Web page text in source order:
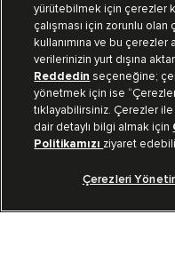
Müşteri İlişkileri
Koleksiyon
Kurumsal
Bizi Takip Et
yürütebilmek için çerezler
çalışması için zorunlu
kullanımına ve bu çerezler
verilerinizin yurt dışına
Reddedin seçeneğine;
yönetmek için ise
tıklayabilirsiniz. Çerezler
dair detaylı bilgi almak için
Politikamızı ziyaret
Çerezleri